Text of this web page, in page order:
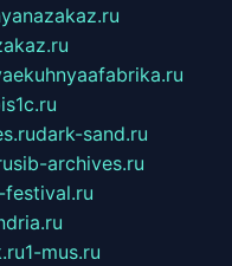
dark-sand.ru
sib-archives.ru
festival.ru
1-mus.ru